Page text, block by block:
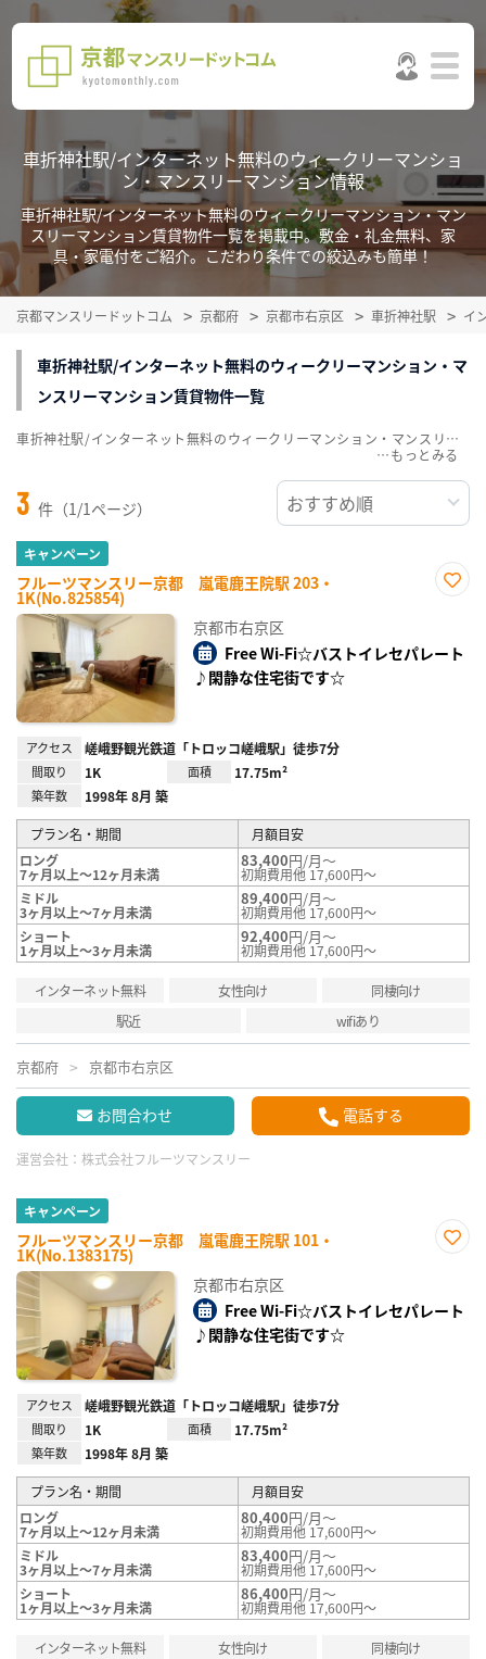
車折神社駅/インターネット無料のウィークリーマンショ
ン・マンスリーマンション情報
車折神社駅/インターネット無料のウィークリーマンション・マン
スリーマンション賃貸物件一覧を掲載中。敷金・礼金無料、家
具・家電付をご紹介。こだわり条件での絞込みも簡単！
京都マンスリードットコム 京都府 京都市右京区 車折神社駅 イ
車折神社駅/インターネット無料のウィークリーマンション・マ
ンスリーマンション賃貸物件一覧
3 件（1/1ページ）
キャンペーン
フルーツマンスリー京都 嵐電鹿王院駅 203・
1K(No.825854)
録
京都市右京区
Free Wi-Fi☆バストイレセパレート
♪閑静な住宅街です☆
アクセス 嵯峨野観光鉄道「トロッコ嵯峨駅」徒歩7分
間取り 1K 面積 17.75m²
築年数 1998年 8月 築
プラン名・期間
月額目安
ロング
7ヶ月以上～12ヶ月未満
83,400円/月～
初期費用他 17,600円～
ミドル
3ヶ月以上～7ヶ月未満
89,400円/月～
初期費用他 17,600円～
ショート
1ヶ月以上～3ヶ月未満
92,400円/月～
初期費用他 17,600円～
インターネット無料 女性向け
同棲向け
駅近
wifiあり
京都府 京都市右京区
お問合わせ 電話する
運営会社： 株式会社フルーツマンスリー
キャンペーン
フルーツマンスリー京都 嵐電鹿王院駅 101・
1K(No.1383175)
録
京都市右京区
Free Wi-Fi☆バストイレセパレート
♪閑静な住宅街です☆
アクセス 嵯峨野観光鉄道「トロッコ嵯峨駅」徒歩7分
間取り 1K 面積 17.75m²
築年数 1998年 8月 築
プラン名・期間
月額目安
ロング
7ヶ月以上～12ヶ月未満
80,400円/月～
初期費用他 17,600円～
ミドル
3ヶ月以上～7ヶ月未満
83,400円/月～
初期費用他 17,600円～
ショート
1ヶ月以上～3ヶ月未満
86,400円/月～
初期費用他 17,600円～
インターネット無料 女性向け
同棲向け
車折神社駅/インターネット無料のウィークリーマンション・マンスリーマンション賃貸物件一覧を掲載中。敷金・礼金無料、家具・家電付をご紹介。こだわり条件での絞込みも簡単！
…